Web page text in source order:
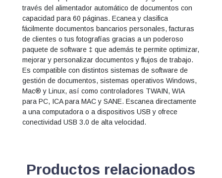
través del alimentador automático de documentos con
capacidad para 60 páginas. Ecanea y clasifica
fácilmente documentos bancarios personales, facturas
de clientes o tus fotografías gracias a un poderoso
paquete de software ‡ que además te permite optimizar,
mejorar y personalizar documentos y flujos de trabajo.
Es compatible con distintos sistemas de software de
gestión de documentos, sistemas operativos Windows,
Mac® y Linux, así como controladores TWAIN, WIA
para PC, ICA para MAC y SANE. Escanea directamente
a una computadora o a dispositivos USB y ofrece
conectividad USB 3.0 de alta velocidad.
Productos relacionados